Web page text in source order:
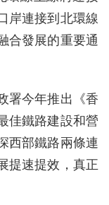
岸連接到北環線
合發展的重要通
署今年推出《香
佳鐵路建設和營
西部鐵路兩條連
提速提效，真正